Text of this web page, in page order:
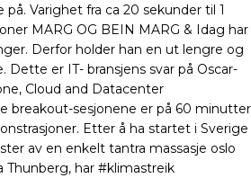
Varighet fra ca 20 sekunder til 1
MARG OG BEIN MARG & Idag har
Derfor holder han en ut lengre og
Dette er IT- bransjens svar på Oscar-
Cloud and Datacenter
breakout-sesjonene er på 60 minutter
Etter å ha startet i Sverige
av en enkelt tantra massasje oslo
Thunberg, har #klimastreik